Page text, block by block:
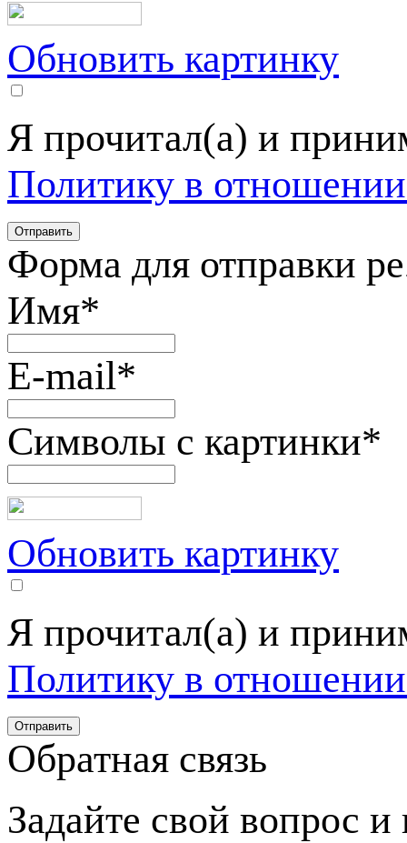
Обновить картинку
Я прочитал(а) и
Политику в
Форма для отправки
Имя*
E-mail*
Символы с картинки*
Обновить картинку
Я прочитал(а) и
Политику в
Обратная связь
Задайте свой вопрос